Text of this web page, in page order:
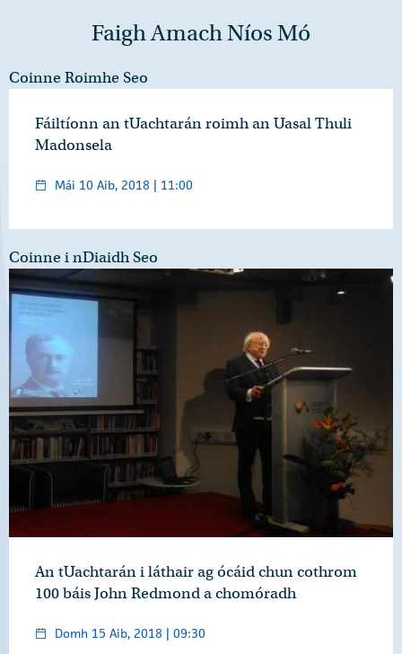
Faigh Amach Níos Mó
Coinne Roimhe Seo
Fáiltíonn an tUachtarán roimh an Uasal Thuli
Madonsela
Mái 10 Aib, 2018 | 11:00
Coinne i nDiaidh Seo
An tUachtarán i láthair ag ócáid chun cothrom
100 báis John Redmond a chomóradh
Domh 15 Aib, 2018 | 09:30